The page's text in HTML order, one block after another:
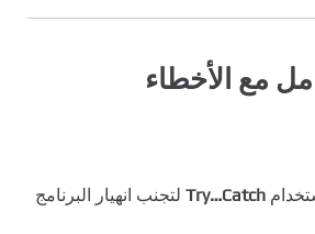
مع الأخطاء
Try…Catch لتجنب انهيار البرنامج